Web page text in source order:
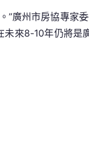
”廣州市房協專家
來8-10年仍將是